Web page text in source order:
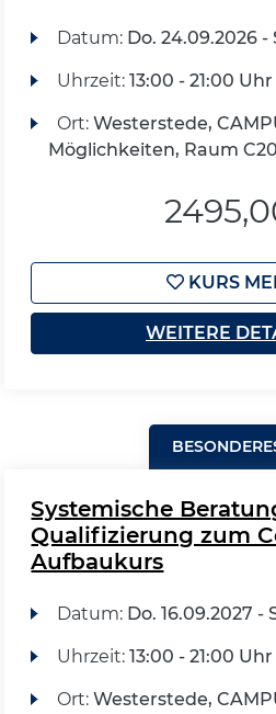
Datum: Do. 24.09.2026 -
Uhrzeit: 13:00 - 21:00 Uhr
Ort: Westerstede,
Möglichkeiten, Raum
KURS
WEITERE
Systemische
Qualifizierung zum
Aufbaukurs
Datum: Do. 16.09.2027 -
Uhrzeit: 13:00 - 21:00 Uhr
Ort: Westerstede,